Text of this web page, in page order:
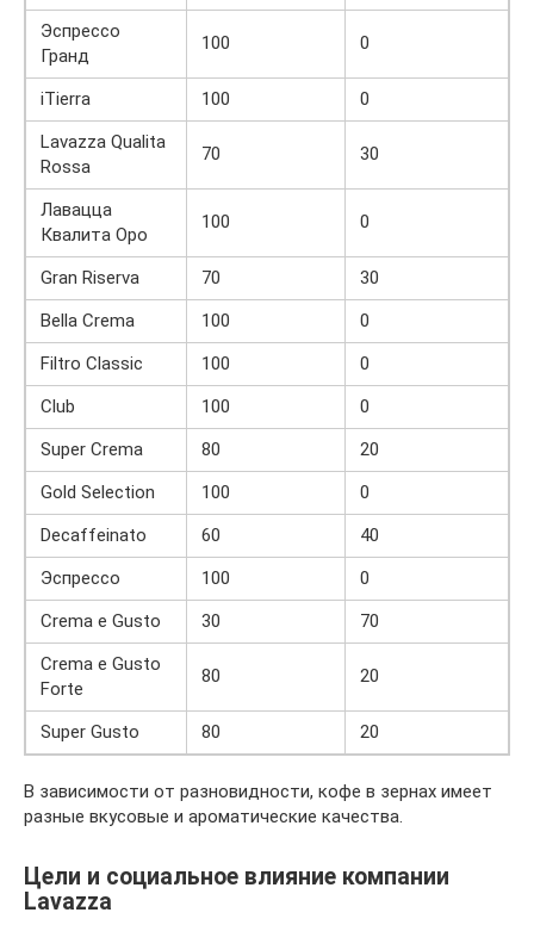
Эспрессо
Гранд
100 0
iTierra 100
0
Lavazza Qualita
Rossa
70 30
Лавацца
Квалита Оро
100 0
Gran Riserva 70
30
Bella Crema
100
0
Filtro Classic
100
0
Club
100
0
Super Crema
80
20
Gold Selection
100
0
Decaffeinato
60
40
Эспрессо
100
0
Crema e Gusto
30
70
Crema e Gusto
Forte
80 20
Super Gusto 80 20
В зависимости от разновидности, кофе в зернах имеет
разные вкусовые и ароматические качества.
Цели и социальное влияние компании
Lavazza